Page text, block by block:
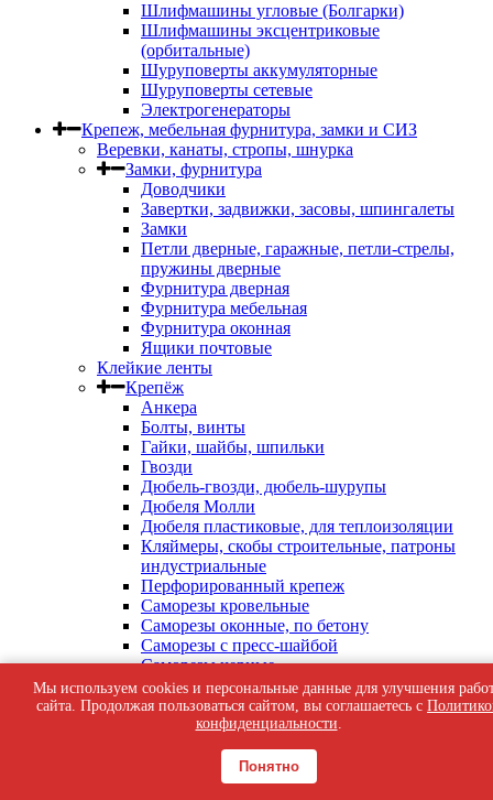
Шлифмашины угловые (Болгарки)
Шлифмашины эксцентриковые
(орбитальные)
Шуруповерты аккумуляторные
Шуруповерты сетевые
Электрогенераторы
Крепеж, мебельная фурнитура, замки и СИЗ
Веревки, канаты, стропы, шнурка
Замки, фурнитура
Доводчики
Завертки, задвижки, засовы, шпингалеты
Замки
Петли дверные, гаражные, петли-стрелы,
пружины дверные
Фурнитура дверная
Фурнитура мебельная
Фурнитура оконная
Ящики почтовые
Клейкие ленты
Крепёж
Анкера
Болты, винты
Гайки, шайбы, шпильки
Гвозди
Дюбель-гвозди, дюбель-шурупы
Дюбеля Молли
Дюбеля пластиковые, для теплоизоляции
Кляймеры, скобы строительные, патроны
индустриальные
Перфорированный крепеж
Саморезы кровельные
Саморезы оконные, по бетону
Саморезы с пресс-шайбой
Саморезы черные
Такелаж
Тросы, цепи
Шурупы жёлтые универсальные
кольцом, с крюком
Средства индивидуальной защиты
Мы используем cookies и персональные данные для улучшения
сайта. Продолжая пользоваться сайтом, вы соглашаетесь с
конфиденциальности.
Понятно